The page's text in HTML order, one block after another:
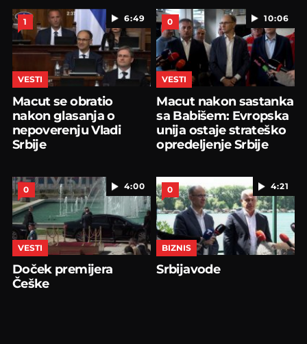
6:49
1
VESTI
Macut se obratio
nakon glasanja o
nepoverenju Vladi
Srbije
10:06
0
VESTI
Macut nakon sastanka
sa Babišem: Evropska
unija ostaje strateško
opredeljenje Srbije
4:00
0
VESTI
Doček premijera
Češke
4:21
0
BIZNIS
Srbijavode